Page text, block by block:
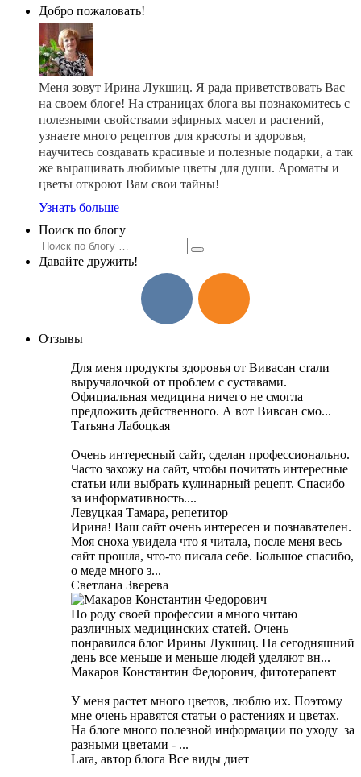
Добро пожаловать!
Меня зовут Ирина Лукшиц. Я рада приветствовать Вас
на своем блоге! На страницах блога вы познакомитесь с
полезными свойствами эфирных масел и растений,
узнаете много рецептов для красоты и здоровья,
научитесь создавать красивые и полезные подарки, а так
же выращивать любимые цветы для души. Ароматы и
цветы откроют Вам свои тайны!
Узнать больше
Поиск по блогу
Давайте дружить!
Отзывы
Для меня продукты здоровья от Вивасан стали
выручалочкой от проблем с суставами.
Официальная медицина ничего не смогла
предложить действенного. А вот Вивсан смо...
Татьяна Лабоцкая
Очень интересный сайт, сделан профессионально.
Часто захожу на сайт, чтобы почитать интересные
статьи или выбрать кулинарный рецепт. Спасибо
за информативность....
Левуцкая Тамара, репетитор
Ирина! Ваш сайт очень интересен и познавателен.
Моя сноха увидела что я читала, после меня весь
сайт прошла, что-то писала себе. Большое спасибо,
о меде много з...
Светлана Зверева
По роду своей профессии я много читаю
различных медицинских статей. Очень
понравился блог Ирины Лукшиц. На сегодняшний
день все меньше и меньше людей уделяют вн...
Макаров Константин Федорович, фитотерапевт
У меня растет много цветов, люблю их. Поэтому
мне очень нравятся статьи о растениях и цветах.
На блоге много полезной информации по уходу за
разными цветами - ...
Lara, автор блога Все виды диет